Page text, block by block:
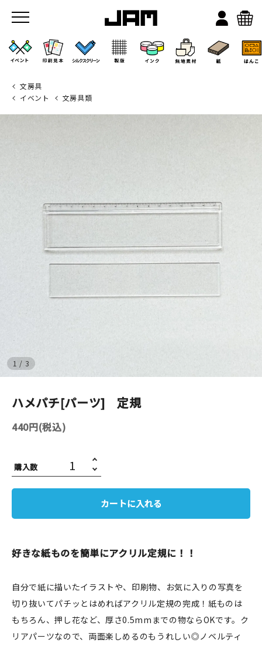
無地素材
紙
はんこ
在庫限り
文房具
イベント
文房具類
1 / 3
ハメパチ[パーツ] 定規
440円(税込)
購入数
カートに入れる
好きな紙ものを簡単にアクリル定規に！！
自分で紙に描いたイラストや、印刷物、お気に入りの写真を
切り抜いてパチッとはめればアクリル定規の完成！紙ものは
もちろん、押し花など、厚さ0.5mmまでの物ならOKです。ク
リアパーツなので、両面楽しめるのもうれしい◎ノベルティ